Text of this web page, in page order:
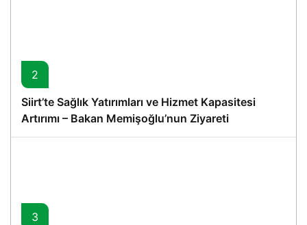
2
Siirt’te Sağlık Yatırımları ve Hizmet Kapasitesi
Artırımı – Bakan Memişoğlu’nun Ziyareti
3